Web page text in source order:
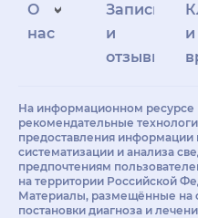
О
нас
Запись
и
отзывы
и
На информационном ресурсе
рекомендательные
предоставления информации
систематизации и анализа
предпочтениям
на территории Российской
Материалы, размещённые на
постановки диагноза и